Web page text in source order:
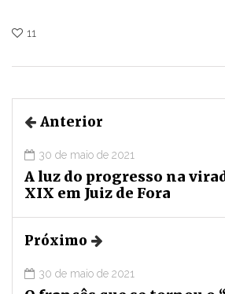
11
Anterior
30 de maio de 2021
A luz do progresso na
XIX em Juiz de Fora
Próximo
30 de maio de 2021